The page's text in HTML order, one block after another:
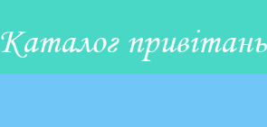
Каталог привітань